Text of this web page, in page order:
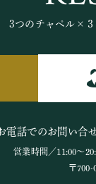
3つのチャペル×３
電話でのお問い合
営業時間／11:00～
〒